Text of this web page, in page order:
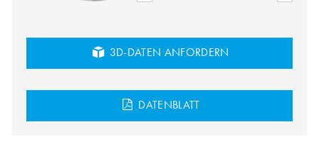
3D-DATEN ANFORDERN
DATENBLATT